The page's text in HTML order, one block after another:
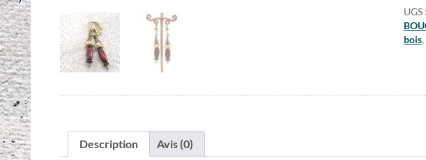
UGS :
bois,
Description Avis (0)